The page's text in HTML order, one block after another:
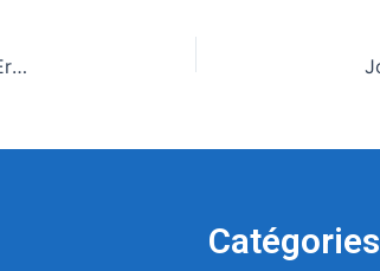
Santé mondiale : L’ancienne Première ministre norvégienne Erna Solberg nommée à la tête du Fonds mondial
Catégories